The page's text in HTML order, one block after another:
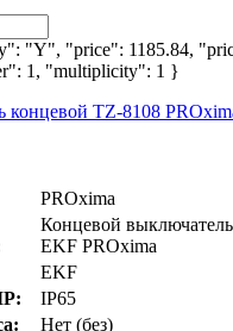
"Y", "price": 1185.84,
1, "multiplicity": 1 }
PROxima
Концевой
EKF PROxima
EKF
IP65
Нет (без)